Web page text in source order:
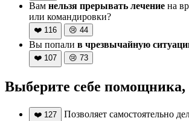
Вам нельзя прерывать лечение на
или командировки?
❤️ 116 😢 44
Вы попали в чрезвычайную
❤️ 107 😢 73
Выберите себе
❤️ 127
Позволяет самостоятельно